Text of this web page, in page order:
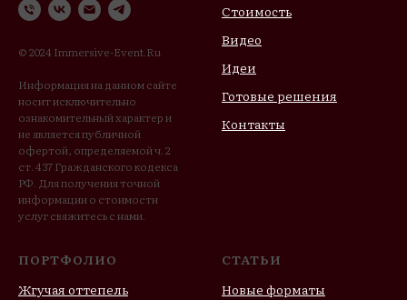
© 2024 Immersive-Event.Ru
Информация на данном сайте
носит исключительно
ознакомительный характер и
не является публичной
офертой, определяемой ч. 2
ст. 437 Гражданского кодекса
РФ. Для получения точной
информации о стоимости
услуг свяжитесь с нами.
Стоимость
Видео
Идеи
Готовые решения
Контакты
ПОРТФОЛИО
Жгучая оттепель
СТАТЬИ
Новые форматы